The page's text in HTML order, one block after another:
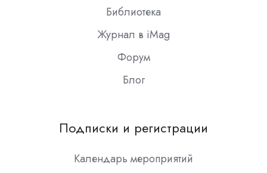
Библиотека
Журнал в iMag
Форум
Блог
Подписки и регистрации
Календарь мероприятий